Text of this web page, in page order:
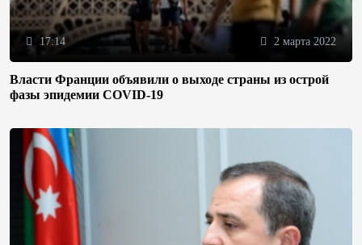
17:14 2 марта 2022
Власти Франции объявили о выходе страны из острой
фазы эпидемии COVID-19